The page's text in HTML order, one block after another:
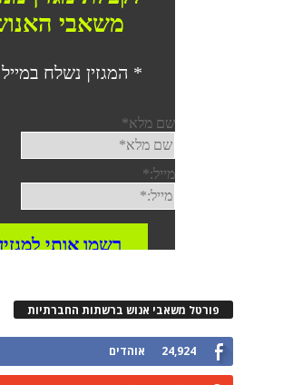
פורטל משאבי אנוש ברשתות החברתיות
24,924 אוהדים